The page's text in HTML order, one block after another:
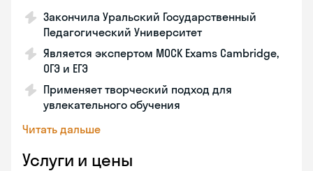
Закончила Уральский Государственный
Педагогический Университет
Является экспертом MOCK Exams Cambridge,
ОГЭ и ЕГЭ
Применяет творческий подход для
увлекательного обучения
Читать дальше
Услуги и цены